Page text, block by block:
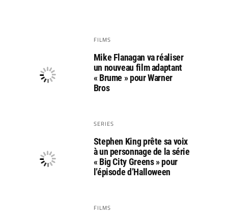
FILMS
Mike Flanagan va réaliser
un nouveau film adaptant
« Brume » pour Warner
Bros
SERIES
Stephen King prête sa voix
à un personnage de la série
« Big City Greens » pour
l’épisode d’Halloween
FILMS